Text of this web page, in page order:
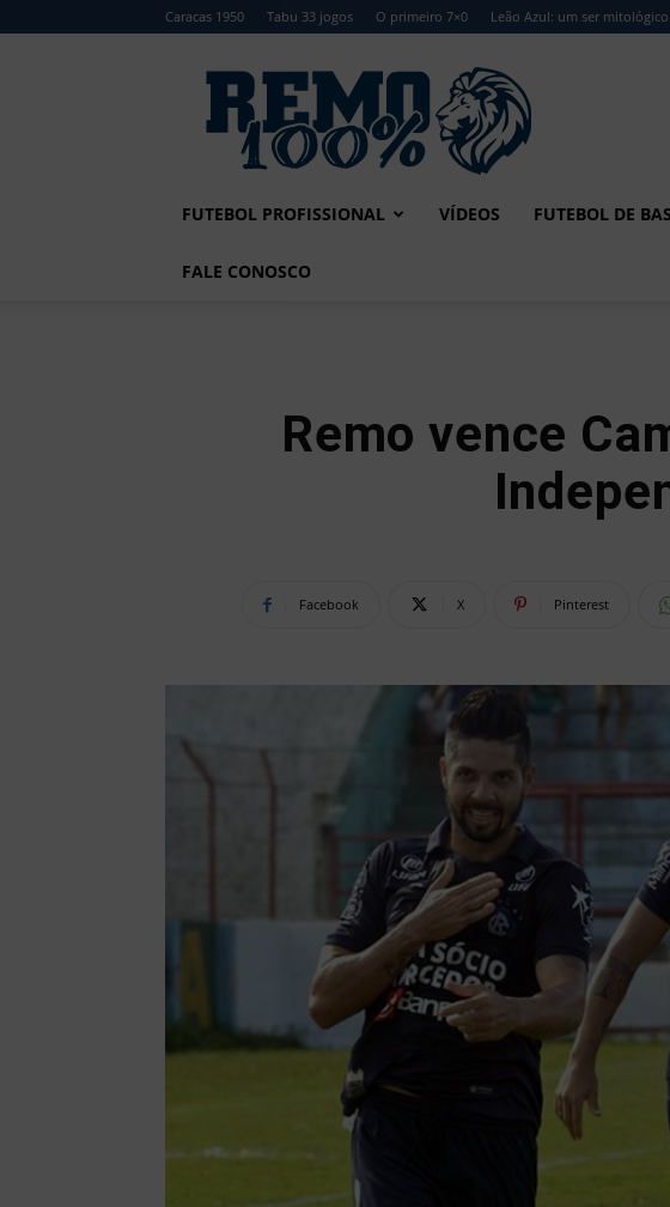
Caracas 1950 Tabu 33 jogos O primeiro 7×0 Leão Azul: um ser mitológico
Remo
FUTEBOL PROFISSIONAL VÍDEOS FUTEBOL DE
FALE CONOSCO
Remo vence
Facebook X Pinterest